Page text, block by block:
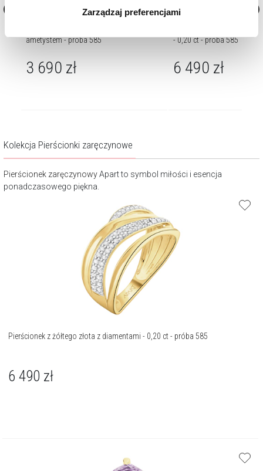
korzystamy. Możesz również wybrać jaki rodzaj plików
Zarządzaj preferencjami
. W każdej chwili możesz
Zarządzaj preferencjami
ametystem - próba 585
3 690 zł
- 0,20 ct - próba 585
6 490 zł
Kolekcja Pierścionki zaręczynowe
Pierścionek zaręczynowyApart to symbol miłości i esencja
ponadczasowego piękna.
Pierścionek z żółtego złota z diamentami - 0,20 ct - próba 585
6 490 zł